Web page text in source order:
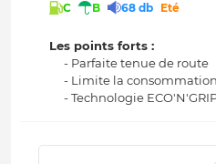
C B 68 db Eté
Les points forts :
- Parfaite tenue de route
- Limite la
- Technologie